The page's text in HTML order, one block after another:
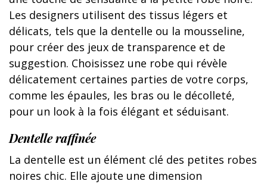
Les designers utilisent des tissus légers et
délicats, tels que la dentelle ou la mousseline,
pour créer des jeux de transparence et de
suggestion. Choisissez une robe qui révèle
délicatement certaines parties de votre corps,
comme les épaules, les bras ou le décolleté,
pour un look à la fois élégant et séduisant.
Dentelle raffinée
La dentelle est un élément clé des petites robes
noires chic. Elle ajoute une dimension